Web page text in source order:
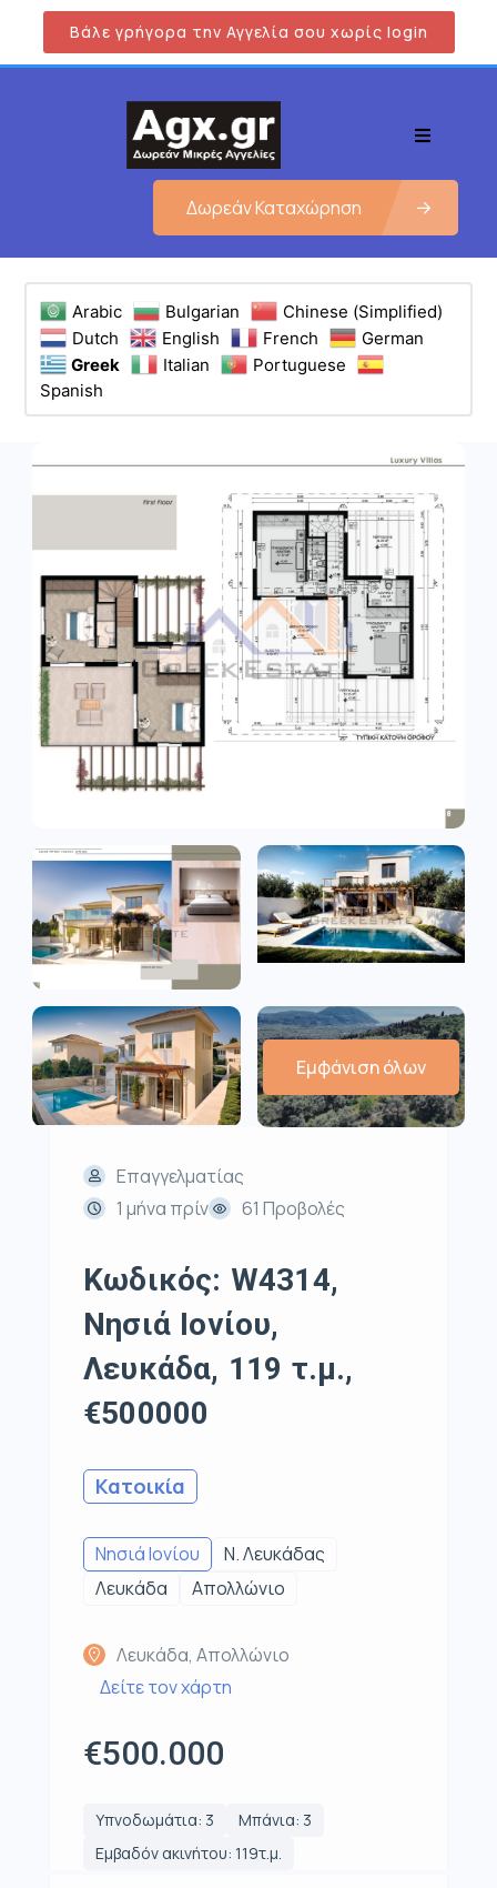
Βάλε γρήγορα την Αγγελία σου χωρίς login
Δωρεάν Καταχώρηση
Arabic Bulgarian
Chinese (Simplified)
Dutch
English French
German
Greek
Italian
Portuguese
Spanish
Εμφάνιση όλων
Επαγγελματίας
1 μήνα πρίν
61 Προβολές
Κωδικός: W4314,
Νησιά Ιονίου,
Λευκάδα, 119 τ.μ.,
€500000
Κατοικία
Νησιά Ιονίου
Ν. Λευκάδας
Λευκάδα
Απολλώνιο
Λευκάδα, Απολλώνιο
Δείτε τον χάρτη
€500.000
Υπνοδωμάτια: 3
Μπάνια: 3
Εμβαδόν ακινήτου: 119τ.μ.